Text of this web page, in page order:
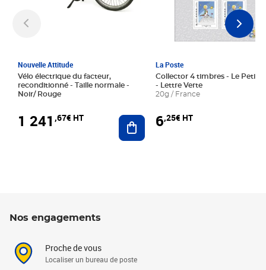
Nouvelle Attitude
Vélo électrique du facteur,
reconditionné - Taille normale -
Noir/ Rouge
1 241 ,67€ HT Ajouter au panier
La Poste
Collector 4 timbres - Le Petit
- Lettre Verte
20g / France
6,25€ HT
Nos engagements
Proche de vous
Localiser un bureau de poste